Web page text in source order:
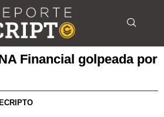
Financial golpeada por